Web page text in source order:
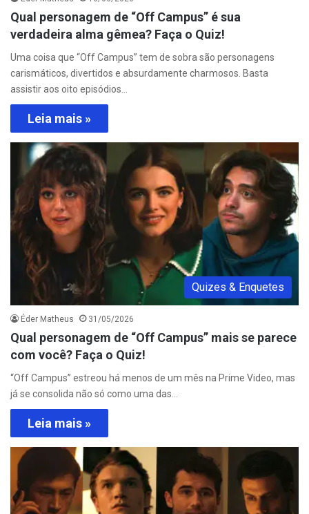
Qual personagem de “Off Campus” é sua
verdadeira alma gêmea? Faça o Quiz!
Uma coisa que “Off Campus” tem de sobra são personagens
carismáticos, divertidos e absurdamente charmosos. Basta
assistir aos oito episódios…
Leia mais »
Quizes & Enquetes
Éder Matheus 31/05/2026
Qual personagem de “Off Campus” mais se parece
com você? Faça o Quiz!
“Off Campus” estreou há menos de um mês na Prime Video, mas
já se consolida não só como uma das…
Leia mais »